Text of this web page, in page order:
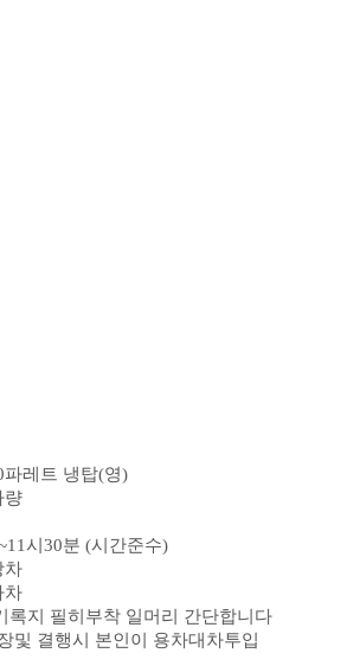
레트 냉탑(영)
량
시30분 (시간준수)
차
차
록지 필히부착 일머리 간단합니다
및 결행시 본인이 용차대차투입